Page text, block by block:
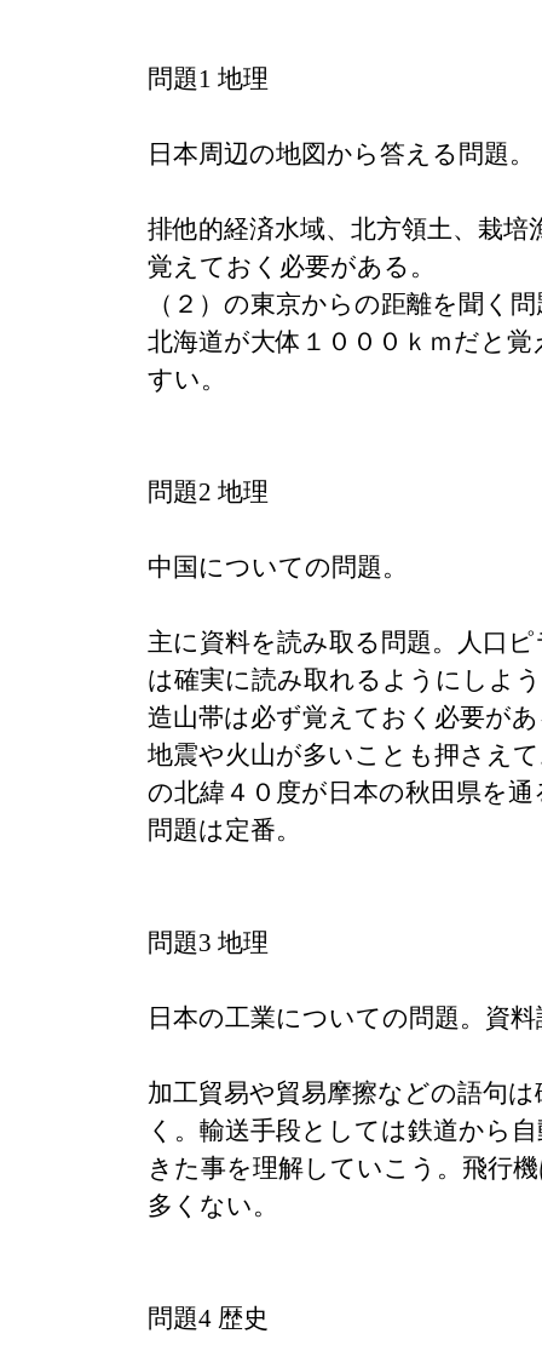
問題1 地理
日本周辺の地図から答える問題。
排他的経済水域、北方領土、栽培
覚えておく必要がある。
（２）の東京からの距離を聞く
北海道が大体１０００ｋｍだと
すい。
問題2 地理
中国についての問題。
主に資料を読み取る問題。人口
は確実に読み取れるようにしよ
造山帯は必ず覚えておく必要が
地震や火山が多いことも押さえ
の北緯４０度が日本の秋田県を
問題は定番。
問題3 地理
日本の工業についての問題。資
加工貿易や貿易摩擦などの語句
く。輸送手段としては鉄道から
きた事を理解していこう。飛行
多くない。
問題4 歴史